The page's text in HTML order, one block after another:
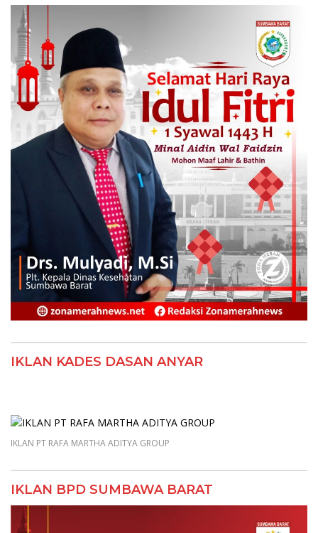
IKLAN KADES DASAN ANYAR
IKLAN PT RAFA MARTHA ADITYA GROUP
IKLAN BPD SUMBAWA BARAT